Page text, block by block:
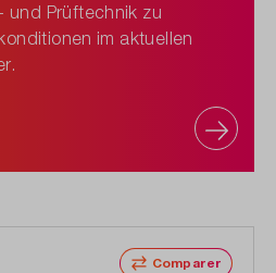
und Prüftechnik zu
im aktuellen
Comparer